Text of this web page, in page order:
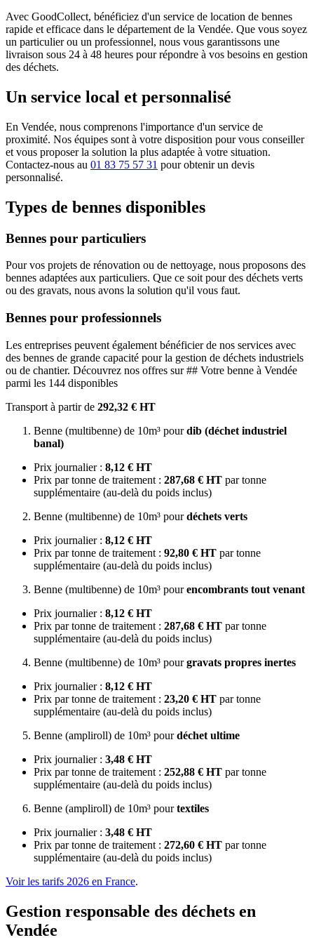
Avec GoodCollect, bénéficiez d'un service de location de bennes
rapide et efficace dans le département de la Vendée. Que vous soyez
un particulier ou un professionnel, nous vous garantissons une
livraison sous 24 à 48 heures pour répondre à vos besoins en gestion
des déchets.
Un service local et personnalisé
En Vendée, nous comprenons l'importance d'un service de
proximité. Nos équipes sont à votre disposition pour vous conseiller
et vous proposer la solution la plus adaptée à votre situation.
Contactez-nous au 01 83 75 57 31 pour obtenir un devis
personnalisé.
Types de bennes disponibles
Bennes pour particuliers
Pour vos projets de rénovation ou de nettoyage, nous proposons des
bennes adaptées aux particuliers. Que ce soit pour des déchets verts
ou des gravats, nous avons la solution qu'il vous faut.
Bennes pour professionnels
Les entreprises peuvent également bénéficier de nos services avec
des bennes de grande capacité pour la gestion de déchets industriels
ou de chantier. Découvrez nos offres sur ## Votre benne à Vendée
parmi les 144 disponibles
Transport à partir de 292,32 € HT
Benne (multibenne) de 10m³ pourdib (déchet industriel
banal)
Prix journalier : 8,12 € HT
Prix par tonne de traitement : 287,68 € HT par tonne
supplémentaire (au-delà du poids inclus)
Benne (multibenne) de 10m³ pourdéchets verts
Prix journalier : 8,12 € HT
Prix par tonne de traitement : 92,80 € HT par tonne
supplémentaire (au-delà du poids inclus)
Benne (multibenne) de 10m³ pourencombrants tout venant
Prix journalier : 8,12 € HT
Prix par tonne de traitement : 287,68 € HT par tonne
supplémentaire (au-delà du poids inclus)
Benne (multibenne) de 10m³ pourgravats propres inertes
Prix journalier : 8,12 € HT
Prix par tonne de traitement : 23,20 € HT par tonne
supplémentaire (au-delà du poids inclus)
Benne (ampliroll) de 10m³ pourdéchet ultime
Prix journalier : 3,48 € HT
Prix par tonne de traitement : 252,88 € HT par tonne
supplémentaire (au-delà du poids inclus)
Benne (ampliroll) de 10m³ pourtextiles
Prix journalier : 3,48 € HT
Prix par tonne de traitement : 272,60 € HT par tonne
supplémentaire (au-delà du poids inclus)
Voir les tarifs 2026 en France.
Gestion responsable des déchets en
Vendée